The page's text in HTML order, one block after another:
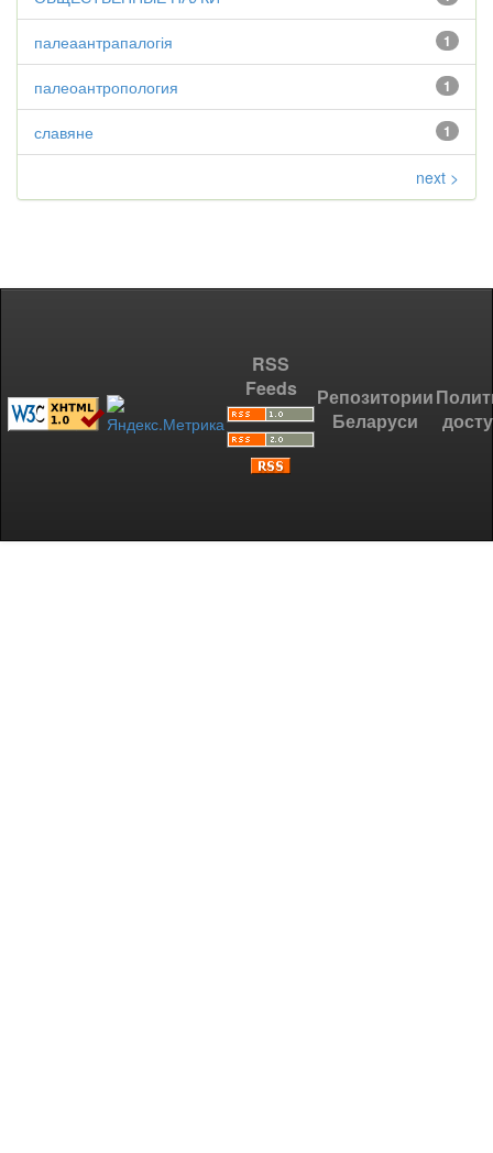
1
палеаантрапалогія
1
палеоантропология
1
славяне
next >
RSS
Feeds
Репозитории
Беларуси